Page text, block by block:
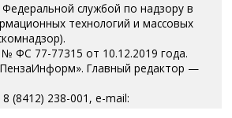
службой по надзору в
технологий и массовых
ФС 77-77315 от 10.12.2019 года.
Главный редактор —
(8412) 238-001, e-mail: